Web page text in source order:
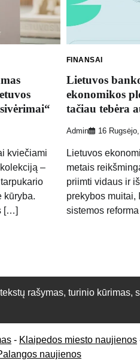
kviečiami
–
kūryba.
[…]
FINANSAI
Lietuvos
ekonomikos
tačiau tebėra
Admin 16
Lietuvos
metais
priimti vidaus ir
prekybos muitai,
sistemos
rašymas, turinio
- Klaipedos miesto naujienos
naujienos